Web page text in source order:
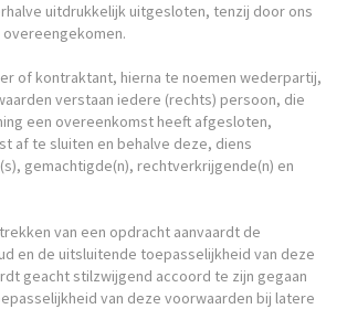
uitdrukkelijk uitgesloten, tenzij door ons
of kontraktant, hierna te noemen wederpartij,
verstaan iedere (rechts) persoon, die
een overeenkomst heeft afgesloten,
af te sluiten en behalve deze, diens
gemachtigde(n), rechtverkrijgende(n) en
van een opdracht aanvaardt de
en de uitsluitende toepasselijkheid van deze
geacht stilzwijgend accoord te zijn gegaan
van deze voorwaarden bij latere